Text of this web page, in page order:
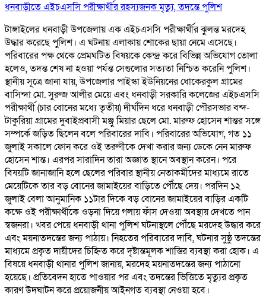
ধনবাড়ীতে এইচএসসি পরীক্ষার্থীর রহস্যজনক মৃত্যু, তদন্তে পুলিশ
টাঙ্গাইলের ধনবাড়ী উপজেলায় এক এইচএসসি পরীক্ষার্থীর ঝুলন্ত মরদেহ
উদ্ধার করেছে পুলিশ। এ ঘটনায় এলাকায় শোকের ছায়া নেমে এসেছে।
পরিবারের পক্ষ থেকে প্রেমঘটিত বিষয়কে কেন্দ্র করে বিভিন্ন অভিযোগ তোলা
হলেও, তদন্ত শেষ না হওয়া পর্যন্ত সেগুলোর সত্যতা নিশ্চিত করেনি পুলিশ।
স্থানীয় সূত্রে জানা যায়, উপজেলার পাইস্কা ইউনিয়নের ধোকেরকুল গ্রামের
বাসিন্দা মো. সুরুজ আলীর মেয়ে এবং ধনবাড়ী সরকারি কলেজের এইচএসসি
পরীক্ষার্থী (চার বোনের মধ্যে তৃতীয়) দীর্ঘদিন ধরে ধনবাড়ী পৌরসভার বন্দ-
টাকুরিয়া গ্রামের দুবাইপ্রবাসী মঞ্জু মিয়ার ছেলে মো. মারুফ হোসেন শান্তর সঙ্গে
সম্পর্কে জড়িত ছিলেন বলে পরিবারের দাবি। পরিবারের অভিযোগ, গত ১১
জুলাই সকালে ফোন করে ওই তরুণীকে দেখা করার জন্য ডেকে নেন মারুফ
হোসেন শান্ত। এরপর সারাদিন তারা অজ্ঞাত স্থানে অবস্থান করেন। পরে
বিষয়টি জানাজানি হলে ছেলের পরিবার স্থানীয় নেতাকর্মীদের মাধ্যমে রাতে
মেয়েটিকে তার বড় বোনের জামাইয়ের বাড়িতে পৌঁছে দেয়। পরদিন ১২
জুলাই বেলা আনুমানিক ১১টার দিকে বড় বোনের জামাইয়ের বাড়ির একটি
কক্ষে ওই পরীক্ষার্থীকে ওড়না দিয়ে গলায় ফাঁস দেওয়া অবস্থায় দেখতে পান
স্বজনরা। খবর পেয়ে ধনবাড়ী থানা পুলিশ ঘটনাস্থলে পৌঁছে মরদেহ উদ্ধার করে
এবং ময়নাতদন্তের জন্য পাঠায়। নিহতের পরিবারের দাবি, ঘটনার সুষ্ঠু তদন্তের
মাধ্যমে প্রকৃত দায়ীদের চিহ্নিত করে দৃষ্টান্তমূলক শাস্তির ব্যবস্থা করা হোক। এ
বিষয়ে ধনবাড়ী থানার পুলিশ জানায়, মরদেহ ময়নাতদন্তের জন্য পাঠানো
হয়েছে। প্রতিবেদন হাতে পাওয়ার পর এবং তদন্তের ভিত্তিতে মৃত্যুর প্রকৃত
কারণ উদঘাটন করে প্রয়োজনীয় আইনগত ব্যবস্থা নেওয়া হবে।